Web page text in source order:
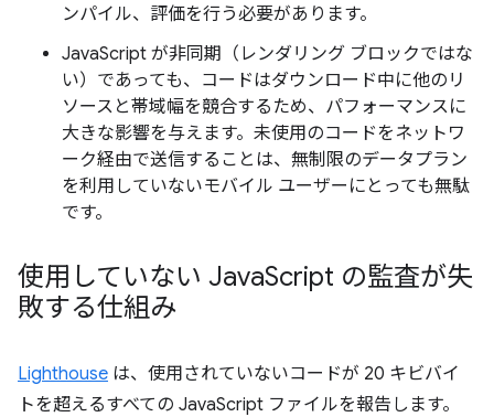
ンパイル、評価を行う必要があります。
JavaScript が非同期（レンダリング ブロックではな
い）であっても、コードはダウンロード中に他のリ
ソースと帯域幅を競合するため、パフォーマンスに
大きな影響を与えます。未使用のコードをネットワ
ーク経由で送信することは、無制限のデータプラン
を利用していないモバイル ユーザーにとっても無駄
です。
使用していない JavaScript の監査が失
敗する仕組み
Lighthouse は、使用されていないコードが 20 キビバイ
トを超えるすべての JavaScript ファイルを報告します。